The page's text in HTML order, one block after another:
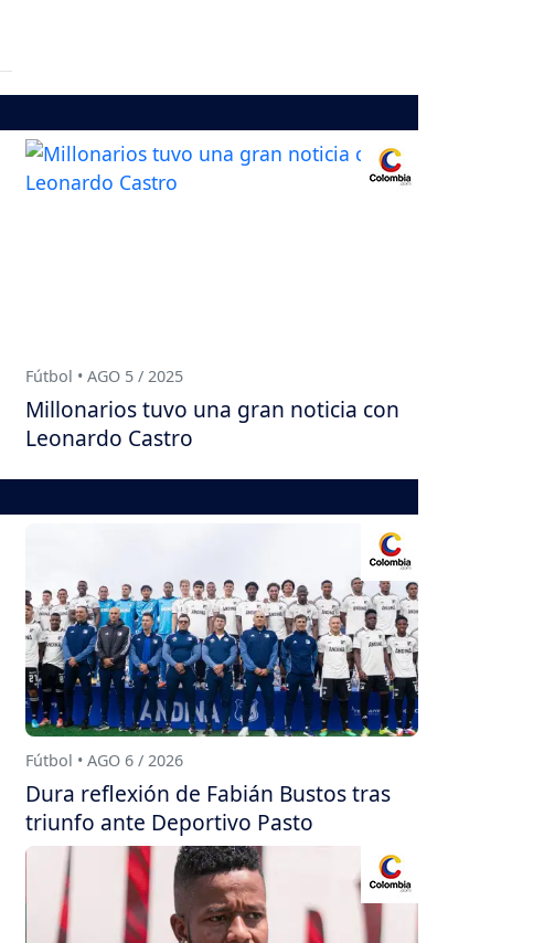
Fútbol • AGO 5 / 2025
Millonarios tuvo una gran noticia con
Leonardo Castro
Fútbol • AGO 6 / 2026
Dura reflexión de Fabián Bustos tras
triunfo ante Deportivo Pasto